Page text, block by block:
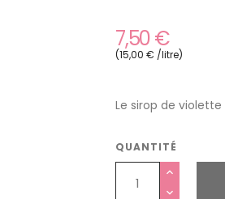
7,50 €
(15,00 € /litre)
Le sirop de
QUANTITÉ